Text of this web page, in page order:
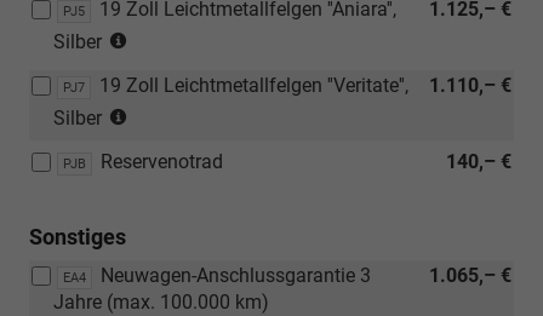
R18)
PJ5 1.125,– €
19 Zoll Leichtmetallfelgen ''Aniara'',
Silber
R19)
PJ7 1.110,– €
19 Zoll Leichtmetallfelgen ''Veritate'',
Silber
R19)
PJB 140,– €
Reservenotrad
Sonstiges
EA4 1.065,– €
Neuwagen-Anschlussgarantie 3
Jahre (max. 100.000 km)